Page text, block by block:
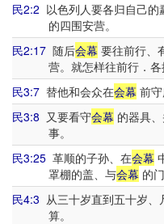
民2:2 以色列人要各归自己
的四围安营。
民2:17 随后会幕 要往前行、
营。就怎样往前行．各
民3:7 替他和会众在会幕 前
民3:8 又要看守会幕 的器具
事。
民3:25 革顺的子孙、在会幕
罩棚的盖、与会幕 的门
民4:3 从三十岁直到五十岁、
算。